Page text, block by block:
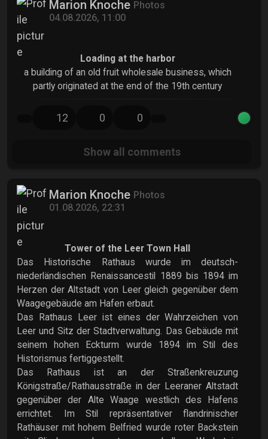
Marion Knoche Photos
04.08.2026, 11:00
Loading at the harbor
a building of an old fruit wholesale business, which
partly originated at the end of the 19th century
12 0 0
Show all comments
Marion Knoche Photos
01.08.2026, 22:31
Tower of the Leer Town Hall
Das Historische Rathaus wurde im deutsch-
niederländischen Renaissancestil 1889 bis 1894 im
Herzen der Altstadt von Leer gleich gegenüber dem
Waagegebäude am Hafen erbaut.
Das Rathaus Leer ist eines der Wahrzeichen von
Leer und Sitz der Stadtverwaltung. Das Gebäude mit
seinem hohen Eckturm wurde 1894 im Stil des
Historismus fertiggestellt.
Das Rathaus ist an der Straßenkreuzung
Königstraße/Rathausstraße in der Leeraner Altstadt
gegenüber der Alte Waage westlich des Hafens
errichtet. Im Stil repräsentativer flandrinischer
Rathäuser mit hohem Belfried wurde roter Backstein